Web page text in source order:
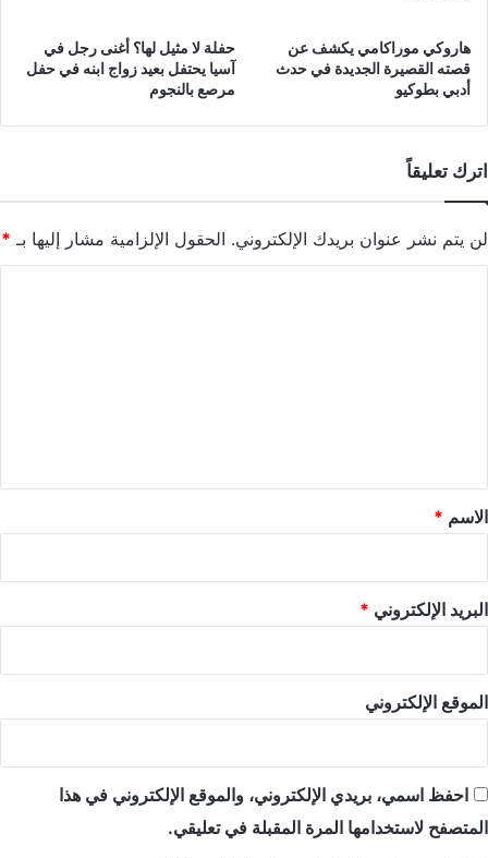
هاروكي موراكامي يكشف عن
قصته القصيرة الجديدة في حدث
أدبي بطوكيو
حفلة لا مثيل لها؟ أغنى رجل في
آسيا يحتفل بعيد زواج ابنه في حفل
مرصع بالنجوم
اترك تعليقاً
لن يتم نشر عنوان بريدك الإلكتروني. الحقول الإلزامية مشار إليها بـ *
*
الاسم *
البريد الإلكتروني *
الموقع الإلكتروني
احفظ اسمي، بريدي الإلكتروني، والموقع الإلكتروني في هذا
المتصفح لاستخدامها المرة المقبلة في تعليقي.